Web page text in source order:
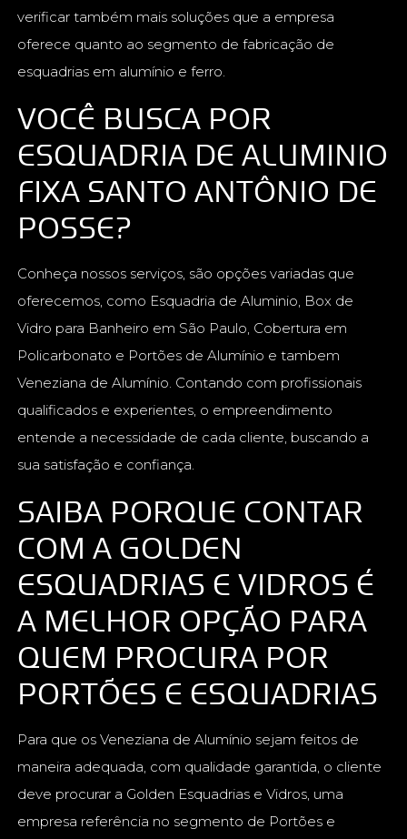
verificar também mais soluções que a empresa
oferece quanto ao segmento de fabricação de
esquadrias em alumínio e ferro.
VOCÊ BUSCA POR
ESQUADRIA DE ALUMINIO
FIXA SANTO ANTÔNIO DE
POSSE?
Conheça nossos serviços, são opções variadas que
oferecemos, como Esquadria de Aluminio, Box de
Vidro para Banheiro em São Paulo, Cobertura em
Policarbonato e Portões de Alumínio e tambem
Veneziana de Alumínio. Contando com profissionais
qualificados e experientes, o empreendimento
entende a necessidade de cada cliente, buscando a
sua satisfação e confiança.
SAIBA PORQUE CONTAR
COM A GOLDEN
ESQUADRIAS E VIDROS É
A MELHOR OPÇÃO PARA
QUEM PROCURA POR
PORTÕES E ESQUADRIAS
Para que os Veneziana de Alumínio sejam feitos de
maneira adequada, com qualidade garantida, o cliente
deve procurar a Golden Esquadrias e Vidros, uma
empresa referência no segmento de Portões e